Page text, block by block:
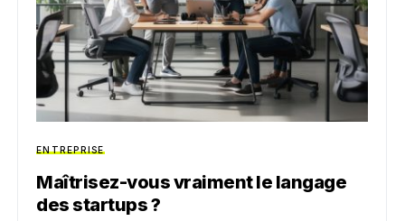
ENTREPRISE
Maîtrisez-vous vraiment le langage
des startups ?